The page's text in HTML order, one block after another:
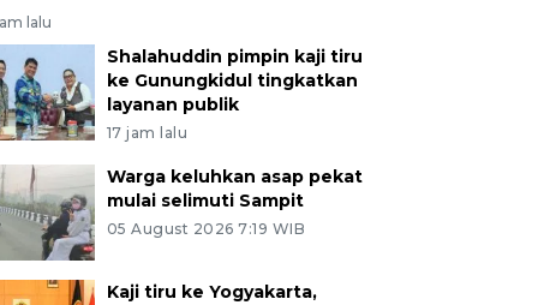
lalu
Shalahuddin pimpin kaji tiru
ke Gunungkidul tingkatkan
layanan publik
17 jam lalu
Warga keluhkan asap pekat
mulai selimuti Sampit
05 August 2026 7:19 WIB
Kaji tiru ke Yogyakarta,